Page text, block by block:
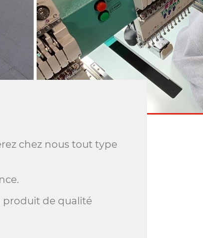
chez nous tout type
produit de qualité